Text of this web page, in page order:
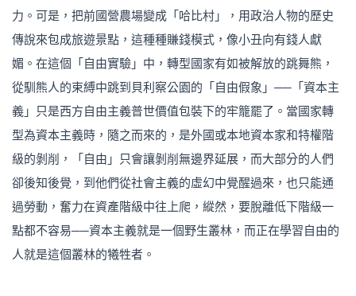
力。可是，把前國營農場變成「哈比村」，用政治人物的歷史
傳說來包成旅遊景點，這種種賺錢模式，像小丑向有錢人獻
媚。在這個「自由實驗」中，轉型國家有如被解放的跳舞熊，
從馴熊人的束縛中跳到貝利察公園的「自由假象」──「資本主
義」只是西方自由主義普世價值包裝下的牢籠罷了。當國家轉
型為資本主義時，隨之而來的，是外國或本地資本家和特權階
級的剝削，「自由」只會讓剝削無邊界延展，而大部分的人們
卻後知後覺，到他們從社會主義的虛幻中覺醒過來，也只能通
過勞動，奮力在資產階級中往上爬，縱然，要脫離低下階級一
點都不容易──資本主義就是一個野生叢林，而正在學習自由的
人就是這個叢林的犧牲者。